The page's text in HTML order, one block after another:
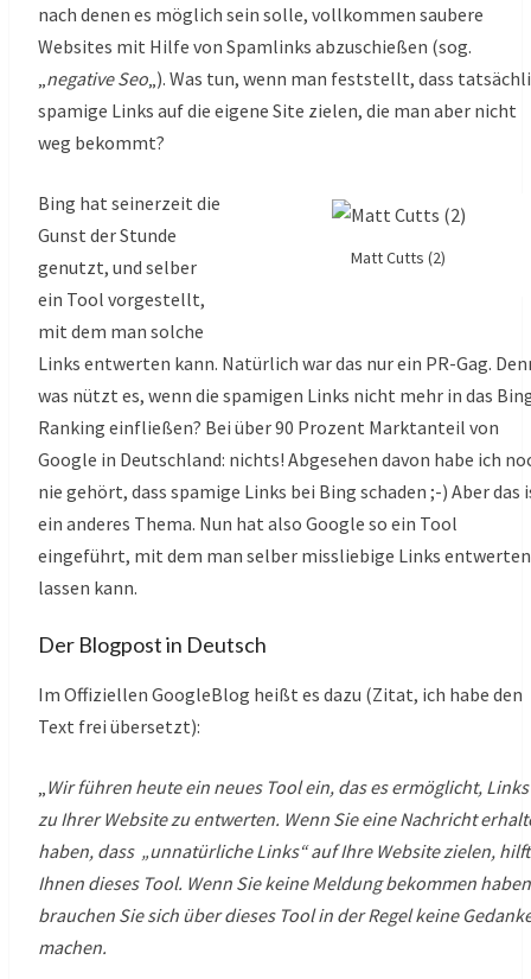
nach denen es möglich sein solle, vollkommen saubere
Websites mit Hilfe von Spamlinks abzuschießen (sog.
negative Seo „). Was tun, wenn man feststellt, dass
spamige Links auf die eigene Site zielen, die man aber nicht
weg bekommt?
Matt Cutts (2)
Bing hat seinerzeit die
Gunst der Stunde
genutzt, und selber
ein Tool vorgestellt,
mit dem man solche
Links entwerten kann. Natürlich war das nur ein PR-Gag.
was nützt es, wenn die spamigen Links nicht mehr in das
Ranking einfließen? Bei über 90 Prozent Marktanteil von
Google in Deutschland: nichts! Abgesehen davon habe ich
nie gehört, dass spamige Links bei Bing schaden ;-) Aber das
ein anderes Thema. Nun hat also Google so ein Tool
eingeführt, mit dem man selber missliebige Links entwerten
lassen kann.
Der Blogpost in Deutsch
Im Offiziellen GoogleBlog heißt es dazu (Zitat, ich habe den
Text frei übersetzt):
Wir führen heute ein neues Tool ein, das es ermöglicht, Links
zu Ihrer Website zu entwerten. Wenn Sie eine Nachricht
haben, dass „unnatürliche Links“ auf Ihre Website zielen, hilft
Ihnen dieses Tool. Wenn Sie keine Meldung bekommen
brauchen Sie sich über dieses Tool in der Regel keine
machen.